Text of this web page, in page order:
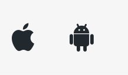
appleinc android